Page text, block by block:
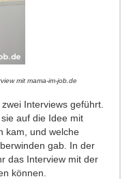
mit mama-im-job.de
Interviews geführt.
auf die Idee mit
kam, und welche
gab. In der
das Interview mit der
können.